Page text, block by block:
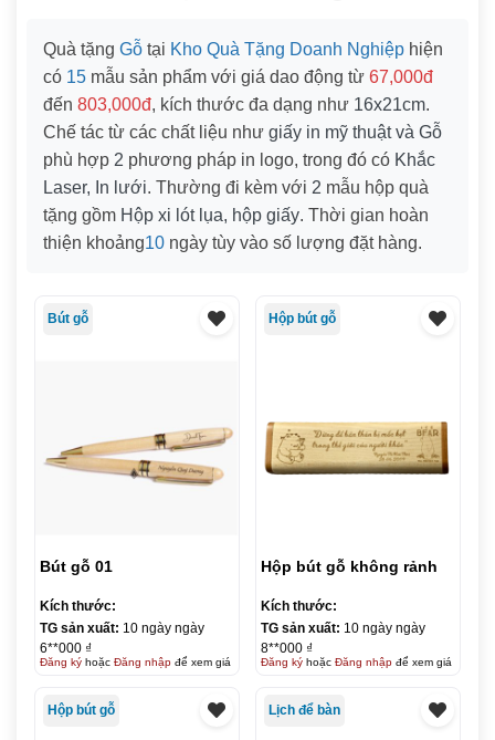
Quà tặng Gỗ tại Kho Quà Tặng Doanh Nghiệp hiện
có 15 mẫu sản phẩm với giá dao động từ 67,000đ
đến 803,000đ, kích thước đa dạng như 16x21cm.
Chế tác từ các chất liệu như giấy in mỹ thuật và Gỗ
phù hợp 2 phương pháp in logo, trong đó có Khắc
Laser, In lưới. Thường đi kèm với 2 mẫu hộp quà
tặng gồm Hộp xi lót lụa, hộp giấy. Thời gian hoàn
thiện khoảng10 ngày tùy vào số lượng đặt hàng.
Bút gỗ
Bút gỗ 01
Kích thước:
TG sản xuất: 10 ngày ngày
6**000 ₫
Đăng kýhoặc Đăng nhậpđể xem giá
Hộp bút gỗ
Hộp bút gỗ không rảnh
Kích thước:
TG sản xuất: 10 ngày ngày
8**000 ₫
Đăng kýhoặc Đăng nhậpđể xem giá
Hộp bút gỗ Lịch để bàn